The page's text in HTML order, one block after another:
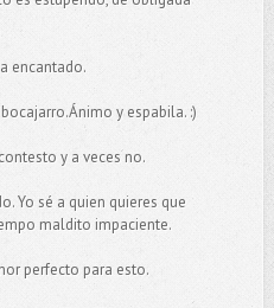
encantado.
y espabila. :)
y a veces no.
Yo sé a quien quieres que
maldito impaciente.
perfecto para esto.